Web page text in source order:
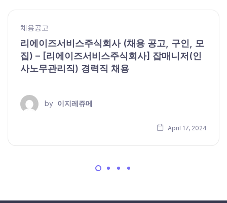
채용공고
리에이즈서비스주식회사 (채용 공고, 구인, 모
집) – [리에이즈서비스주식회사] 잡매니저(인
사노무관리직) 경력직 채용
by 이지레쥬메
April 17, 2024